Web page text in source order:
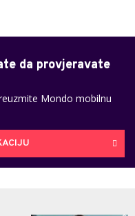
da provjeravate
Mondo mobilnu